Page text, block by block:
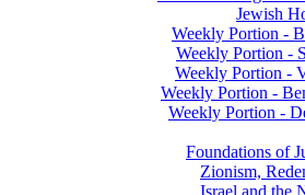
Jewish
Weekly Portion -
Weekly Portion -
Weekly Portion -
Weekly Portion -
Weekly Portion -
Foundations of
Zionism,
Israel and the